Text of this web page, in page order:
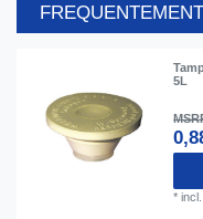
5L
*